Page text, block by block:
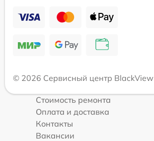
© 2026 Сервисный центр BlackView
Стоимость ремонта
Оплата и доставка
Контакты
Вакансии